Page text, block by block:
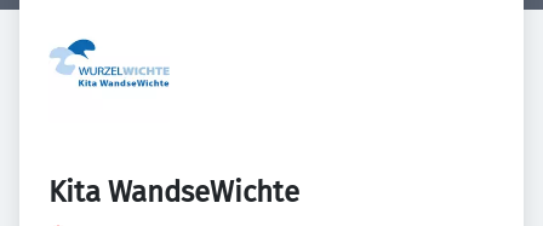
Kita WandseWichte